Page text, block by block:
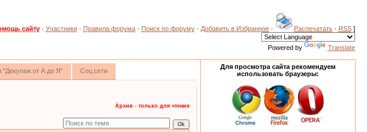
сайту· Участники· Правила форума· Поиск по форуму· Добавить в Избранное· Распечатать· RSS]
Powered by Translate
"Декупаж от А до Я" Соц.сети
Архив - только для чтения
Для просмотра сайта рекомендуем
использовать браузеры: